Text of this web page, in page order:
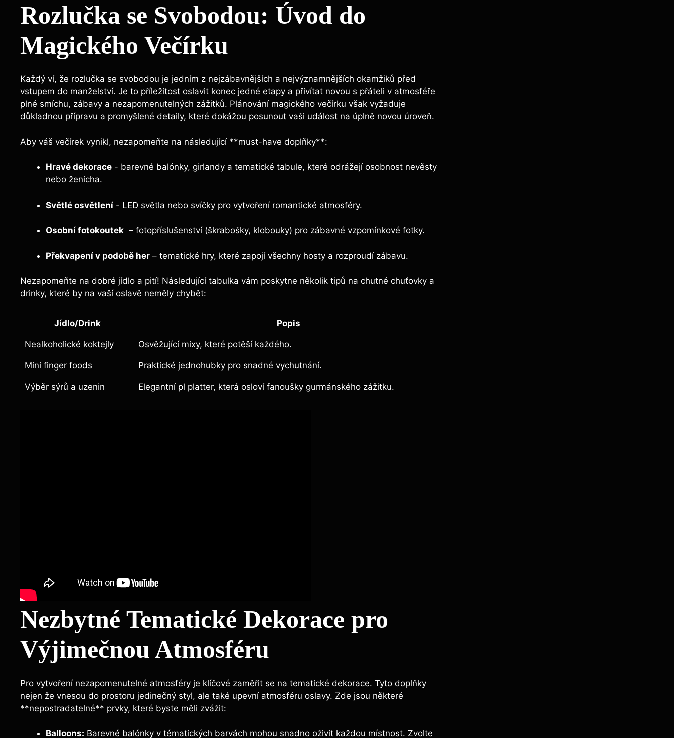
Rozlučka ‍se Svobodou: ‍Úvod do
Magického Večírku
Každý ví, že rozlučka se svobodou je jedním z nejzábavnějších⁢ a nejvýznamnějších okamžiků před
vstupem do manželství.⁣ Je to příležitost oslavit konec ⁢jedné ‌etapy a přivítat ‍novou s přáteli v atmosféře
plné smíchu, ⁤zábavy⁣ a ⁤nezapomenutelných zážitků. Plánování magického ⁢večírku ‌však vyžaduje
důkladnou přípravu a promyšlené detaily, které‌ dokážou​ posunout vaši událost​ na úplně novou úroveň.
Aby váš večírek vynikl, ‌nezapomeňte na následující **must-have doplňky**:
Hravé ‍dekorace ‌- barevné balónky, girlandy a tematické tabule, které odrážejí osobnost ‍nevěsty
nebo ženicha.
Světlé osvětlení ⁣- LED světla nebo svíčky pro vytvoření romantické⁢ atmosféry.
Osobní fotokoutek ⁤ – fotopříslušenství (škrabošky, klobouky) pro zábavné vzpomínkové‌ fotky.
Překvapení v⁢ podobě her – tematické hry, které zapojí ⁣všechny hosty a rozproudí zábavu.
Nezapomeňte na dobré jídlo a ​pití! ​Následující tabulka‍ vám ⁤poskytne ‌několik tipů ⁤na chutné‍ chuťovky a
‌drinky, ⁣které by na vaší oslavě neměly chybět:
Jídlo/Drink Popis
Nealkoholické ​koktejly Osvěžující​ mixy, které​ potěší ‍každého.
Mini‍ finger foods Praktické jednohubky pro snadné vychutnání.
Výběr sýrů a uzenin Elegantní pl platter, která⁢ osloví fanoušky gurmánského zážitku.
Nezbytné Tematické Dekorace pro
Výjimečnou Atmosféru
Pro vytvoření nezapomenutelné atmosféry ‌je ‍klíčové ⁢zaměřit se​ na tematické ⁣dekorace.⁤ Tyto doplňky⁢
nejen ⁣že vnesou do prostoru jedinečný styl, ale také⁢ upevní atmosféru oslavy. Zde jsou některé
**nepostradatelné** prvky, které​ byste ​měli zvážit:
Balloons: Barevné ⁣balónky v ⁢tématických barvách mohou snadno‍ oživit každou⁣ místnost.⁣ Zvolte